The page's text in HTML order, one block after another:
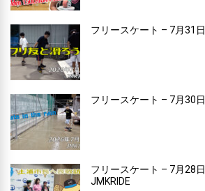
フリースケート – 7月31
フリースケート – 7月30
フリースケート – 7月28
JMKRIDE